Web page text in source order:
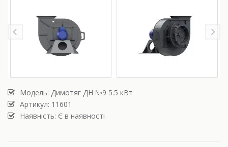
Модель: Димотяг ДН №9 5.5 кВт
Артикул: 11601
Наявність: Є в наявності